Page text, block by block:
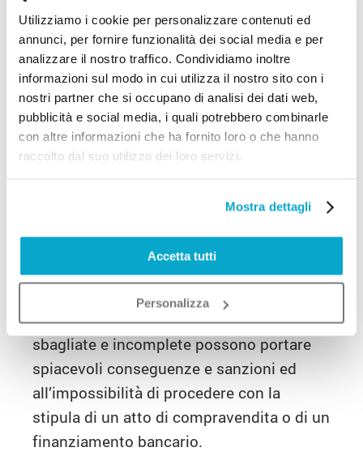
Utilizziamo i cookie per personalizzare contenuti ed
annunci, per fornire funzionalità dei social media e per
analizzare il nostro traffico. Condividiamo inoltre
informazioni sul modo in cui utilizza il nostro sito con i
nostri partner che si occupano di analisi dei dati web,
pubblicità e social media, i quali potrebbero combinarle
con altre informazioni che ha fornito loro o che hanno
raccolto dal suo utilizzo dei loro servizi.
Mostra dettagli
Accetta tutti
Personalizza
stato di fatto reale del bene),
nuovo accatastamento (nel caso si voglia
ottenere dal Catasto una nuova assegnazione
frazionamentoe accorpamento(quando
un’unità immobiliare viene divisa oppure da
due proprietà se ne ricava solo una).
Importanza delle pratiche catastali
catastali sono delle pratiche burocratiche
qual volta un professionista necessiti di
certificare la conformità tra i documenti di
un immobile e quanto invece è stato
dichiarato in Catasto. Dichiarazioni
sbagliate e incomplete possono portare
spiacevoli conseguenze e sanzioni ed
all’impossibilità di procedere con la
stipula di un atto di compravendita o di un
finanziamento bancario.